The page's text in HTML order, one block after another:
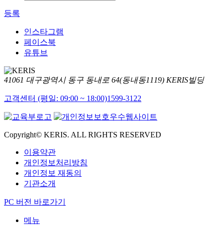
등록
인스타그램
페이스북
유튜브
41061 대구광역시 동구 동내로 64(동내동1119) KERIS빌딩
고객센터 (평일: 09:00 ~ 18:00)1599-3122
Copyright© KERIS. ALL RIGHTS RESERVED
이용약관
개인정보처리방침
개인정보 재동의
기관소개
PC 버전 바로가기
메뉴